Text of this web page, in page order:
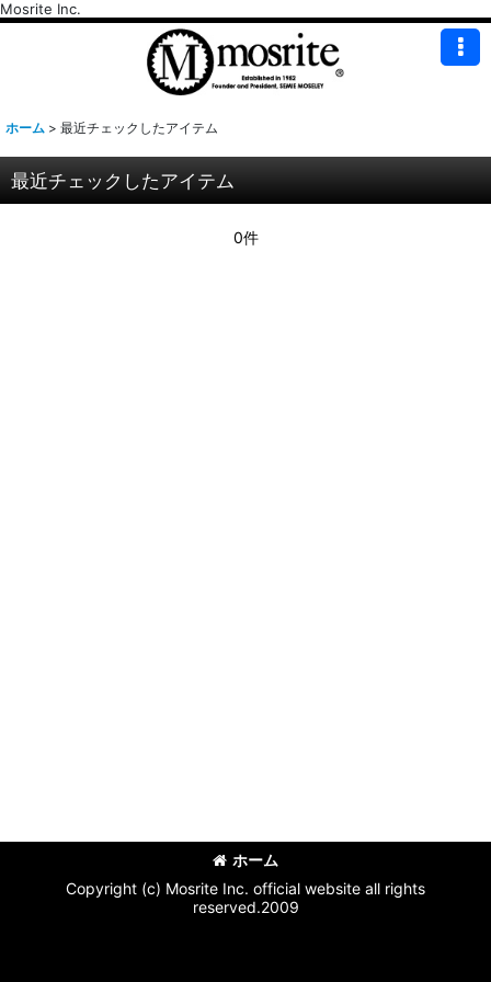
Mosrite Inc.
ホーム > 最近チェックしたアイテム
最近チェックしたアイテム
0件
ホーム
Copyright (c) Mosrite Inc. official website all rights
reserved.2009